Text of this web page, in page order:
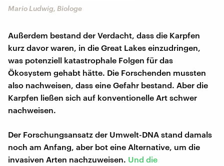
Mario Ludwig, Biologe
Außerdem bestand der Verdacht, dass die Karpfen
kurz davor waren, in die Great Lakes einzudringen,
was potenziell katastrophale Folgen für das
Ökosystem gehabt hätte. Die Forschenden mussten
also nachweisen, dass eine Gefahr bestand. Aber die
Karpfen ließen sich auf konventionelle Art schwer
nachweisen.
Der Forschungsansatz der Umwelt-DNA stand damals
noch am Anfang, aber bot eine Alternative, um die
invasiven Arten nachzuweisen. Und die